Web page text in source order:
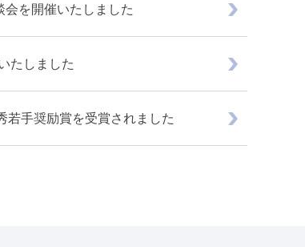
を開催いたしました
たしました
手奨励賞を受賞されました